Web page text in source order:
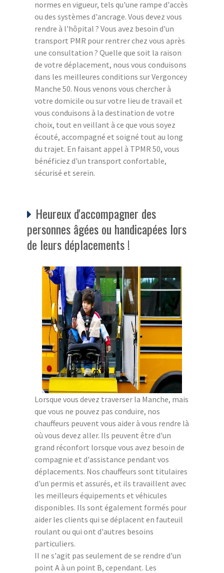
normes en vigueur, tels qu'une rampe d'accès
ou des systèmes d'ancrage. Vous devez vous
rendre à l'hôpital ? Vous avez besoin d'un
transport PMR pour rentrer chez vous après
une consultation ? Quelle que soit la raison
de votre déplacement, nous vous conduisons
dans les meilleures conditions sur Vergoncey
Manche 50. Nous venons vous chercher à
votre domicile ou sur votre lieu de travail et
vous conduisons à la destination de votre
choix, tout en veillant à ce que vous soyez
écouté, accompagné et soigné tout au long
du trajet. En faisant appel à TPMR 50, vous
bénéficiez d'un transport confortable,
sécurisé et serein.
Heureux d'accompagner des
personnes âgées ou handicapées lors
de leurs déplacements !
Lorsque vous devez traverser la Manche, mais
que vous ne pouvez pas conduire, nos
chauffeurs peuvent vous aider à vous rendre là
où vous devez aller. Ils peuvent être d'un
grand réconfort lorsque vous avez besoin de
compagnie et d'assistance pendant vos
déplacements. Nos chauffeurs sont titulaires
d'un permis et assurés, et ils travaillent avec
les meilleurs équipements et véhicules
disponibles. Ils sont également formés pour
aider les clients qui se déplacent en fauteuil
roulant ou qui ont d'autres besoins
particuliers.
Il ne s'agit pas seulement de se rendre d'un
point A à un point B, cependant. Les